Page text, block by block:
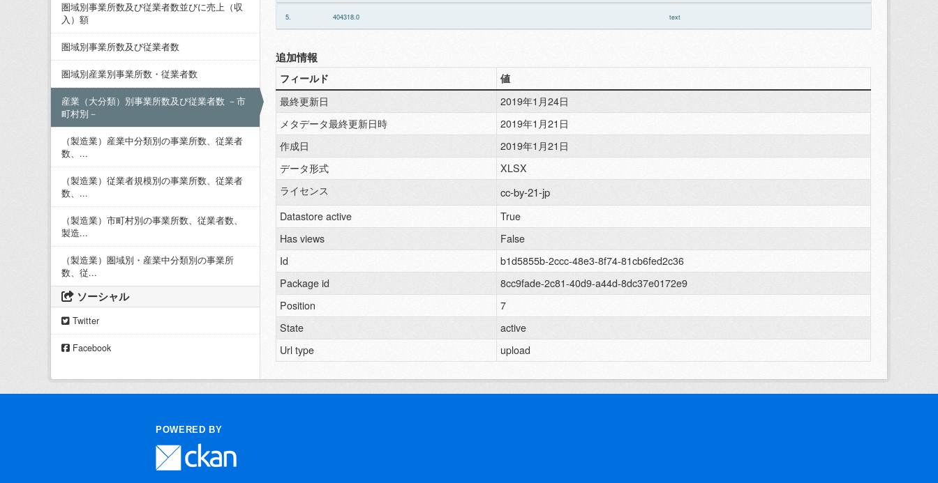
圏域別事業所数及び従業者数並びに売上（収
入）額
圏域別事業所数及び従業者数
圏域別産業別事業所数・従業者数
産業（大分類）別事業所数及び従業者数 －市
町村別－
（製造業）産業中分類別の事業所数、従業者
数、...
（製造業）従業者規模別の事業所数、従業者
数、...
（製造業）市町村別の事業所数、従業者数、
製造...
（製造業）圏域別・産業中分類別の事業所
数、従...
ソーシャル
Twitter
Facebook
5. 404318.0 text
追加情報
フィールド
値
最終更新日
2019年1月24日
メタデータ最終更新日時
2019年1月21日
作成日
2019年1月21日
データ形式
XLSX
ライセンス
cc-by-21-jp
Datastore active
True
Has views
False
Id
b1d5855b-2ccc-48e3-8f74-81cb6fed2c36
Package id
8cc9fade-2c81-40d9-a44d-8dc37e0172e9
Position
7
State
active
Url type
upload
POWERED BY